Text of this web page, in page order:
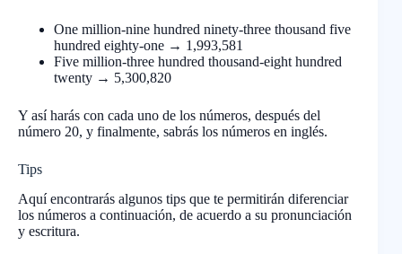
One million-nine hundred ninety-three thousand five
hundred eighty-one → 1,993,581
Five million-three hundred thousand-eight hundred
twenty → 5,300,820
Y así harás con cada uno de los números, después del
número 20, y finalmente, sabrás los números en inglés.
Tips
Aquí encontrarás algunos tips que te permitirán diferenciar
los números a continuación, de acuerdo a su pronunciación
y escritura.